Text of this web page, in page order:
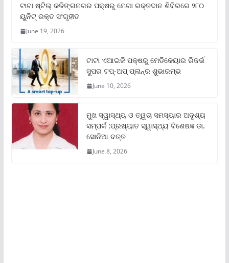
ଟାଟା ଷ୍ଟିଲ୍‌ କଳିଙ୍ଗନଗର ପକ୍ଷରୁ ମେଗା ରକ୍ତଦାନ ଶିବିରରେ ୨୮୦
ୟୁନିଟ୍‌ ରକ୍ତ ସଂଗୃହୀତ
June 19, 2026
ଟାଟା ଏଆଇଜି ପକ୍ଷରୁ ମେଡିକେୟାର ରିଜର୍ଭ
ସୁପର ଟପ୍‌-ଅପ୍ ପ୍ଲାନ୍‌ର ଶୁଭାରମ୍ଭ
June 10, 2026
ମୁଖ ସ୍ୱାସ୍ଥ୍ୟ ଓ ତ୍ୱଚା ସମସ୍ୟାର ଅଦୃଶ୍ୟ
ସମ୍ପର୍କ :ପ୍ରଖ୍ୟାତ ସ୍ୱାସ୍ଥ୍ୟ ବିଶେଷଜ୍ଞ ଡା.
ସୋନିଆ ଦତ୍ତ
June 8, 2026